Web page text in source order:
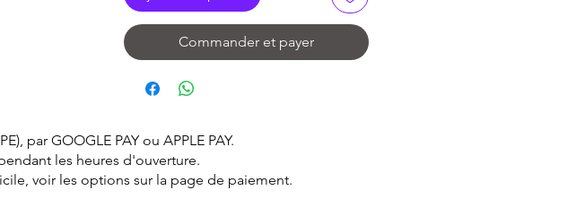
Commander et payer
par GOOGLE PAY ou APPLE PAY.
les heures d'ouverture.
voir les options sur la page de paiement.